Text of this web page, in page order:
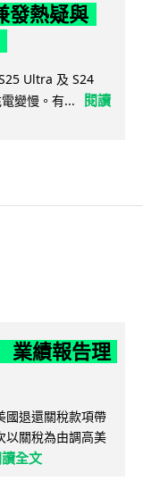
發熱疑與
Ultra 及 S24
變慢。有...
閱讀
業績報告理
國退還關稅款項帶
以關稅為由調高美
全文